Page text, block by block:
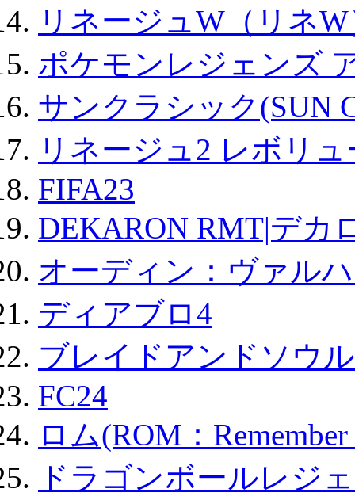
リネージュW（リネ
ポケモンレジェンズ
サンクラシック(SUN
リネージュ2 レボリ
FIFA23
DEKARON RMT|デカ
オーディン：ヴァル
ディアブロ4
ブレイドアンドソウ
FC24
ロム(ROM：
ドラゴンボールレジ